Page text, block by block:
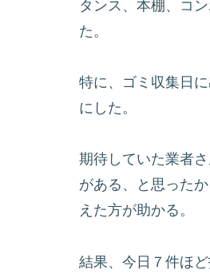
タンス、本棚、コ
た。
特に、ゴミ収集日
にした。
期待していた業者
がある、と思った
えた方が助かる。
結果、今日７件ほ